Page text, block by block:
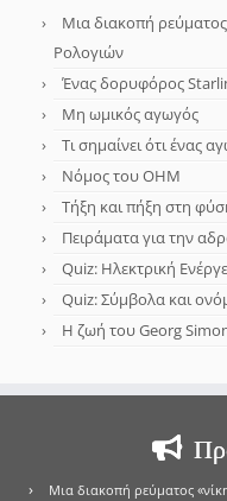
Μια διακοπή
Ρολογιών
Ένας δορυφόρος
Μη ωμικός αγωγός
Τι σημαίνει ότι ένας
Νόμος του OHM
Τήξη και πήξη στη
Πειράματα για την
Quiz: Ηλεκτρική
Quiz: Σύμβολα και
Η ζωή του Georg
Μια διακοπή ρεύματος